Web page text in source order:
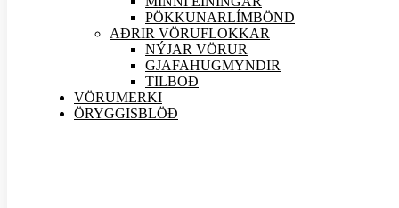
PÖKKUNARLÍMBÖND
AÐRIR VÖRUFLOKKAR
NÝJAR VÖRUR
GJAFAHUGMYNDIR
TILBOÐ
VÖRUMERKI
ÖRYGGISBLÖÐ